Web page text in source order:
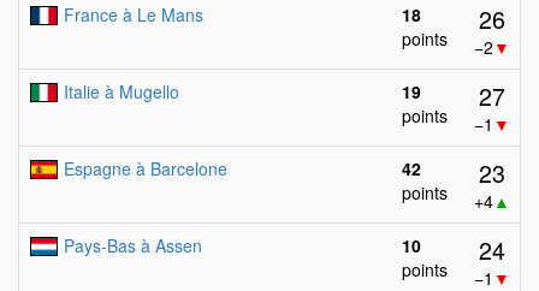
France à Le Mans
18
points
26
−2 ▼
Italie à Mugello
19
points
27
−1 ▼
Espagne à Barcelone
42
points
23
+4▲
Pays-Bas à Assen
10
points
24
−1 ▼